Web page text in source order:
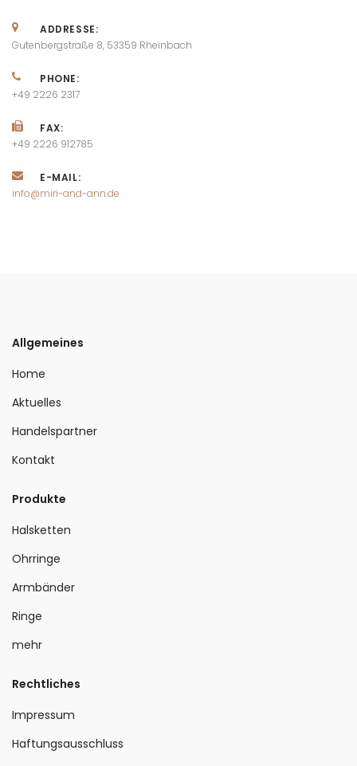
ADDRESSE:
Gutenbergstraße 8, 53359 Rheinbach
PHONE:
+49 2226 2317
FAX:
+49 2226 912785
E-MAIL:
info@miri-and-ann.de
Allgemeines
Home
Aktuelles
Handelspartner
Kontakt
Produkte
Halsketten
Ohrringe
Armbänder
Ringe
mehr
Rechtliches
Impressum
Haftungsausschluss